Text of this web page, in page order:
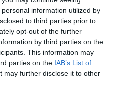
information utilized by
to third parties prior to
opt-out of the further
by third parties on the
This information may
parties on the IAB’s List of
may further disclose it to other